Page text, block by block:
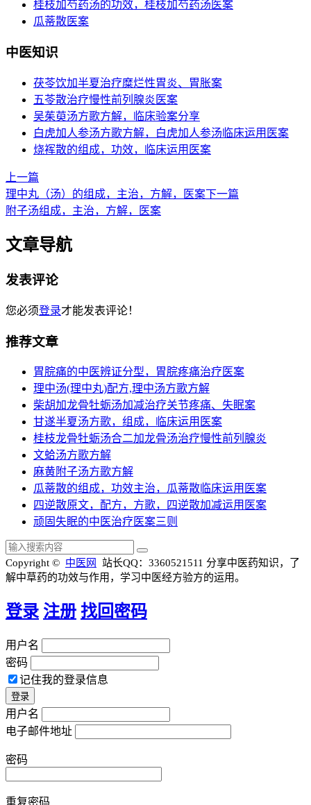
桂枝加芍药汤的功效，桂枝加芍药汤医案
瓜蒂散医案
中医知识
茯苓饮加半夏治疗糜烂性胃炎、胃胀案
五苓散治疗慢性前列腺炎医案
吴茱萸汤方歌方解，临床验案分享
白虎加人参汤方歌方解，白虎加人参汤临床运用医案
烧裈散的组成，功效，临床运用医案
上一篇
理中丸（汤）的组成，主治，方解，医案下一篇
附子汤组成，主治，方解，医案
文章导航
发表评论
您必须登录才能发表评论！
推荐文章
胃脘痛的中医辨证分型，胃脘疼痛治疗医案
理中汤(理中丸)配方,理中汤方歌方解
柴胡加龙骨牡蛎汤加减治疗关节疼痛、失眠案
甘遂半夏汤方歌，组成，临床运用医案
桂枝龙骨牡蛎汤合二加龙骨汤治疗慢性前列腺炎
文蛤汤方歌方解
麻黄附子汤方歌方解
瓜蒂散的组成，功效主治，瓜蒂散临床运用医案
四逆散原文，配方，方歌，四逆散加减运用医案
顽固失眠的中医治疗医案三则
Copyright © 中医网 站长QQ：3360521511 分享中医药知识，了
解中草药的功效与作用，学习中医经方验方的运用。
登录 注册 找回密码
用户名
密码
记住我的登录信息
用户名
电子邮件地址
密码
重复密码